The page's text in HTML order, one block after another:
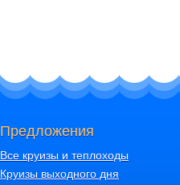
Предложения
Все круизы и теплоходы
Круизы выходного дня